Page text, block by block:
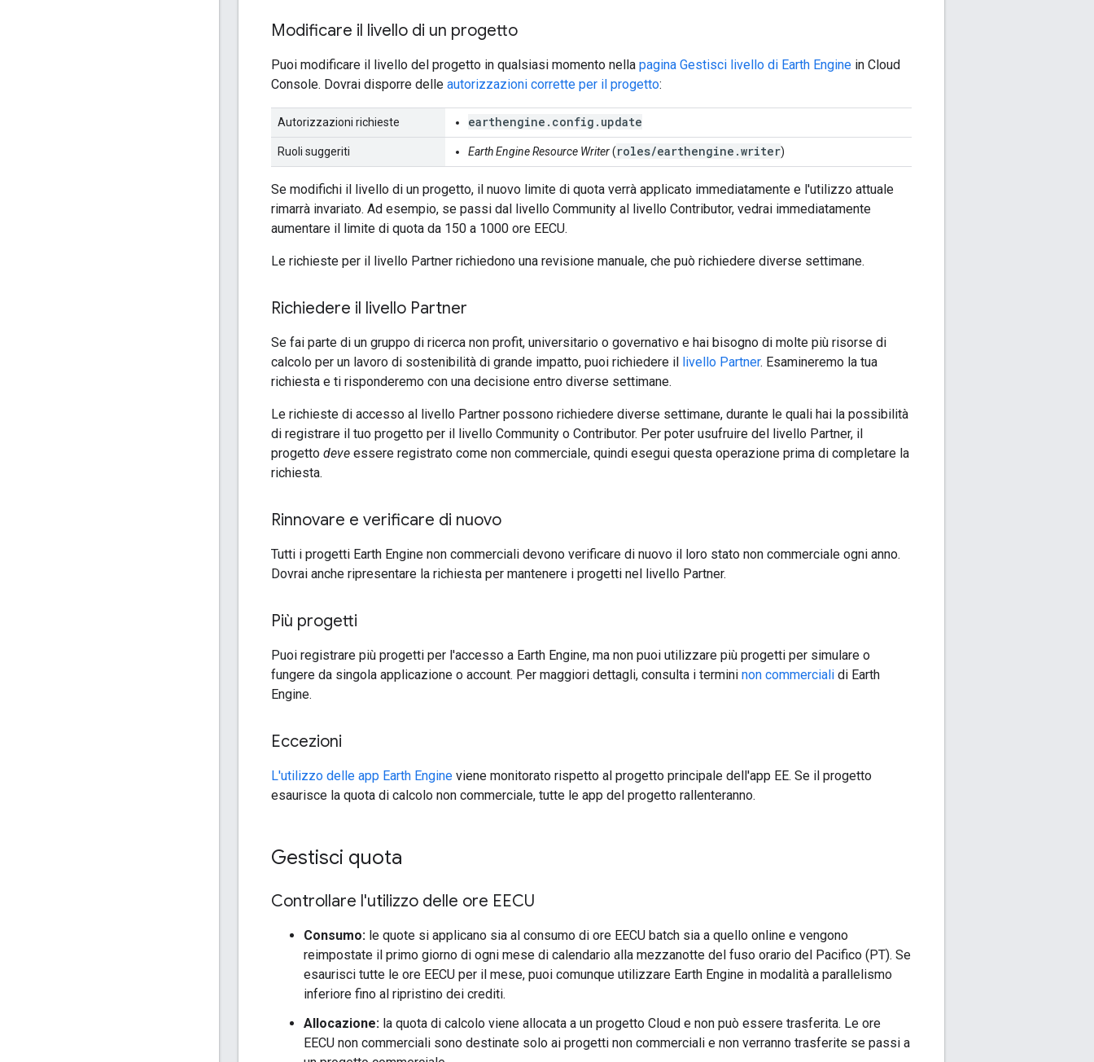
Modificare il livello di un progetto
Puoi modificare il livello del progetto in qualsiasi momento nella pagina Gestisci livello di Earth Engine in Cloud
Console. Dovrai disporre delle autorizzazioni corrette per il progetto:
Autorizzazioni richieste earthengine.config.update
Ruoli suggeriti Earth Engine Resource Writer(roles/earthengine.writer)
Se modifichi il livello di un progetto, il nuovo limite di quota verrà applicato immediatamente e l'utilizzo attuale
rimarrà invariato. Ad esempio, se passi dal livello Community al livello Contributor, vedrai immediatamente
aumentare il limite di quota da 150 a 1000 ore EECU.
Le richieste per il livello Partner richiedono una revisione manuale, che può richiedere diverse settimane.
Richiedere il livello Partner
Se fai parte di un gruppo di ricerca non profit, universitario o governativo e hai bisogno di molte più risorse di
calcolo per un lavoro di sostenibilità di grande impatto, puoi richiedere il livello Partner. Esamineremo la tua
richiesta e ti risponderemo con una decisione entro diverse settimane.
Le richieste di accesso al livello Partner possono richiedere diverse settimane, durante le quali hai la possibilità
di registrare il tuo progetto per il livello Community o Contributor. Per poter usufruire del livello Partner, il
progetto deve essere registrato come non commerciale, quindi esegui questa operazione prima di completare la
richiesta.
Rinnovare e verificare di nuovo
Tutti i progetti Earth Engine non commerciali devono verificare di nuovo il loro stato non commerciale ogni anno.
Dovrai anche ripresentare la richiesta per mantenere i progetti nel livello Partner.
Più progetti
Puoi registrare più progetti per l'accesso a Earth Engine, ma non puoi utilizzare più progetti per simulare o
fungere da singola applicazione o account. Per maggiori dettagli, consulta i termini non commerciali di Earth
Engine.
Eccezioni
L'utilizzo delle app Earth Engine viene monitorato rispetto al progetto principale dell'app EE. Se il progetto
esaurisce la quota di calcolo non commerciale, tutte le app del progetto rallenteranno.
Gestisci quota
Controllare l'utilizzo delle ore EECU
Consumo: le quote si applicano sia al consumo di ore EECU batch sia a quello online e vengono
reimpostate il primo giorno di ogni mese di calendario alla mezzanotte del fuso orario del Pacifico (PT). Se
esaurisci tutte le ore EECU per il mese, puoi comunque utilizzare Earth Engine in modalità a parallelismo
inferiore fino al ripristino dei crediti.
Allocazione: la quota di calcolo viene allocata a un progetto Cloud e non può essere trasferita. Le ore
EECU non commerciali sono destinate solo ai progetti non commerciali e non verranno trasferite se passi a